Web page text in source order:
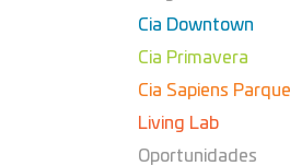
Cia Downtown
Cia Primavera
Cia Sapiens Parque
Living Lab
Oportunidades